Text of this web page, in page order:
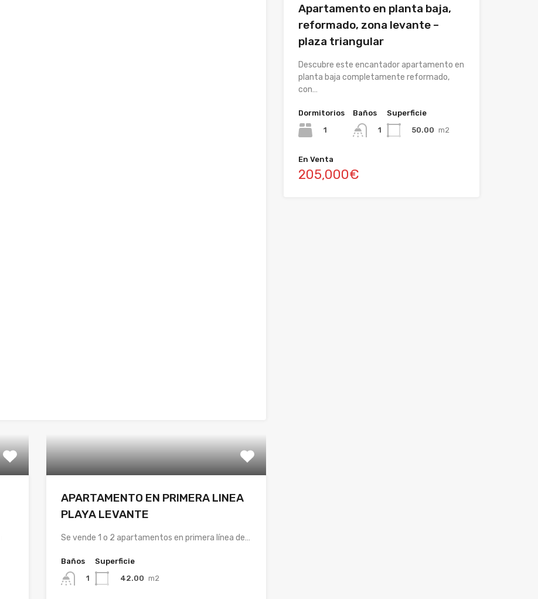
APARTAMENTO EN PRIMERA LINEA
PLAYA LEVANTE
Se vende 1 o 2 apartamentos en primera línea de…
Baños
1
Superficie
42.00 m2
Apartamento en planta baja,
reformado, zona levante –
plaza triangular
Descubre este encantador apartamento en
planta baja completamente reformado,
con…
Dormitorios
1
Baños
1
Superficie
50.00 m2
En Venta
205,000€